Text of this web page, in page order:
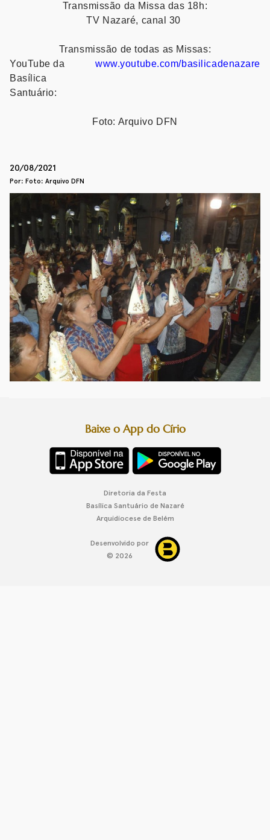
Transmissão da Missa das 18h:
TV Nazaré, canal 30
Transmissão de todas as Missas:
YouTube da
Basílica
Santuário:
www.youtube.com/basilicadenazare
Foto: Arquivo DFN
20/08/2021
Por: Foto: Arquivo DFN
Diretoria da Festa
Basílica Santuário de Nazaré
Arquidiocese de Belém
Baixe o App do Círio
Desenvolvido por
© 2026